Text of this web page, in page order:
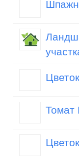
Томат